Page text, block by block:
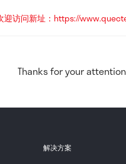
访问新址：https://
Thanks for your
解决方案